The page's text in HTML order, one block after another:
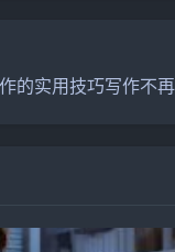
政府的决策部署，
梦而努力奋斗。
邵阳市文化传媒公司
的实用技巧写作不